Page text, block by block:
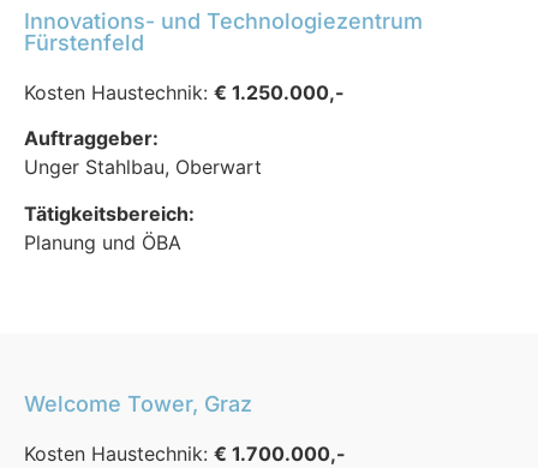
Innovations- und Technologiezentrum
Fürstenfeld
Kosten Haustechnik: € 1.250.000,-
Auftraggeber:
Unger Stahlbau, Oberwart
Tätigkeitsbereich:
Planung und ÖBA
Welcome Tower, Graz
Kosten Haustechnik: € 1.700.000,-